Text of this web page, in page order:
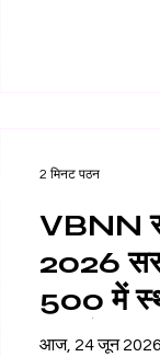
VBNN
2026
500 में
इंटरनेशनल
आज, 24 जून 2026
2 मिनट पठन